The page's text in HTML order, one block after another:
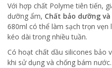
Với hợp chất Polyme tiên tiến,
dưỡng ẩm, Chất bảo dưỡng và
680ml có thể làm sạch trọn
kéo dài trong nhiều tuần.
Có hoạt chất dầu silicones bảo
khi sử dụng và chống bám nước.